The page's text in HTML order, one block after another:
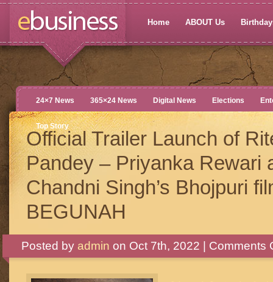
Home ABOUT Us
24×7 News 365×24 News Digital News Elections
Top Story
Official Trailer Launch of
Pandey – Priyanka Rewari
Chandni Singh’s Bhojpuri
BEGUNAH
Posted by admin on Oct 7th, 2022 | Comments